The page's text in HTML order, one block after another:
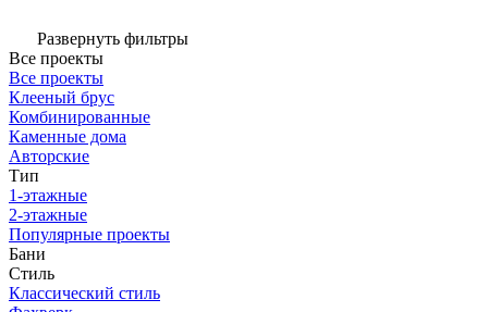
Развернуть фильтры
Все проекты
Все проекты
Клееный брус
Комбинированные
Каменные дома
Авторские
Тип
1-этажные
2-этажные
Популярные проекты
Бани
Стиль
Классический стиль